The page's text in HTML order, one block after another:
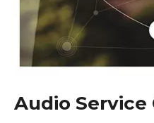
Audio Service